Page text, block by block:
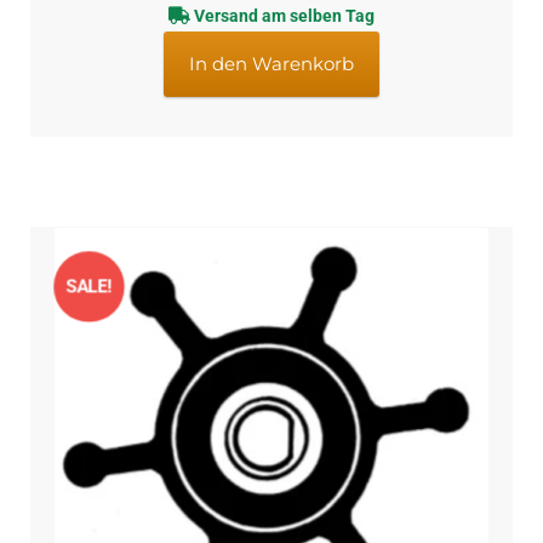
war:
€18,14
ist:
€15,66.
Versand am selben Tag
In den Warenkorb
SALE!